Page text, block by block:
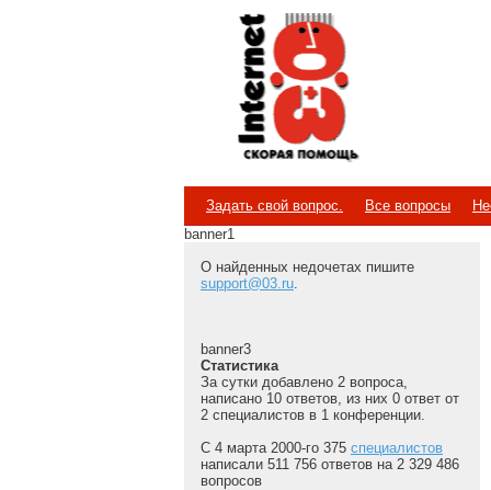
Internet
Скорая помощь
Задать свой вопрос. Все вопросы
banner1
О найденных недочетах пишите
support@03.ru.
banner3
Статистика
За сутки добавлено 2 вопроса,
написано 10 ответов, из них 0 ответ от
2 специалистов в 1 конференции.
С 4 марта 2000-го 375 специалистов
написали 511 756 ответов на 2 329 486
вопросов